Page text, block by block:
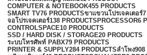
COMPUTER & NOTEBOOK455 PRODUCTS
SMART TV76 PRODUCTSขาแขวนโปรเจคเตอร์
จอโปรเจคเตอร์138 PRODUCTSPROCESSOR6
CONTROLSPACE10 PRODUCTS
SSD / HARD DISK / STORAGE20 PRODUCTS
ระบบโทรศัพท์ PABX79 PRODUCTS
PRINTER & SUPPLY284 PRODUCTSลำโพง908